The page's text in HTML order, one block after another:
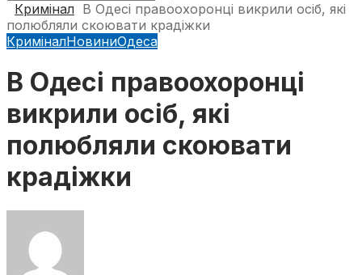
Кримінал В Одесі правоохоронці викрили осіб, які
полюбляли скоювати крадіжки
КриміналНовиниОдеса
В Одесі правоохоронці
викрили осіб, які
полюбляли скоювати
крадіжки